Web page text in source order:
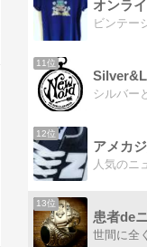
オンラ
11位
12位
13位
患者de